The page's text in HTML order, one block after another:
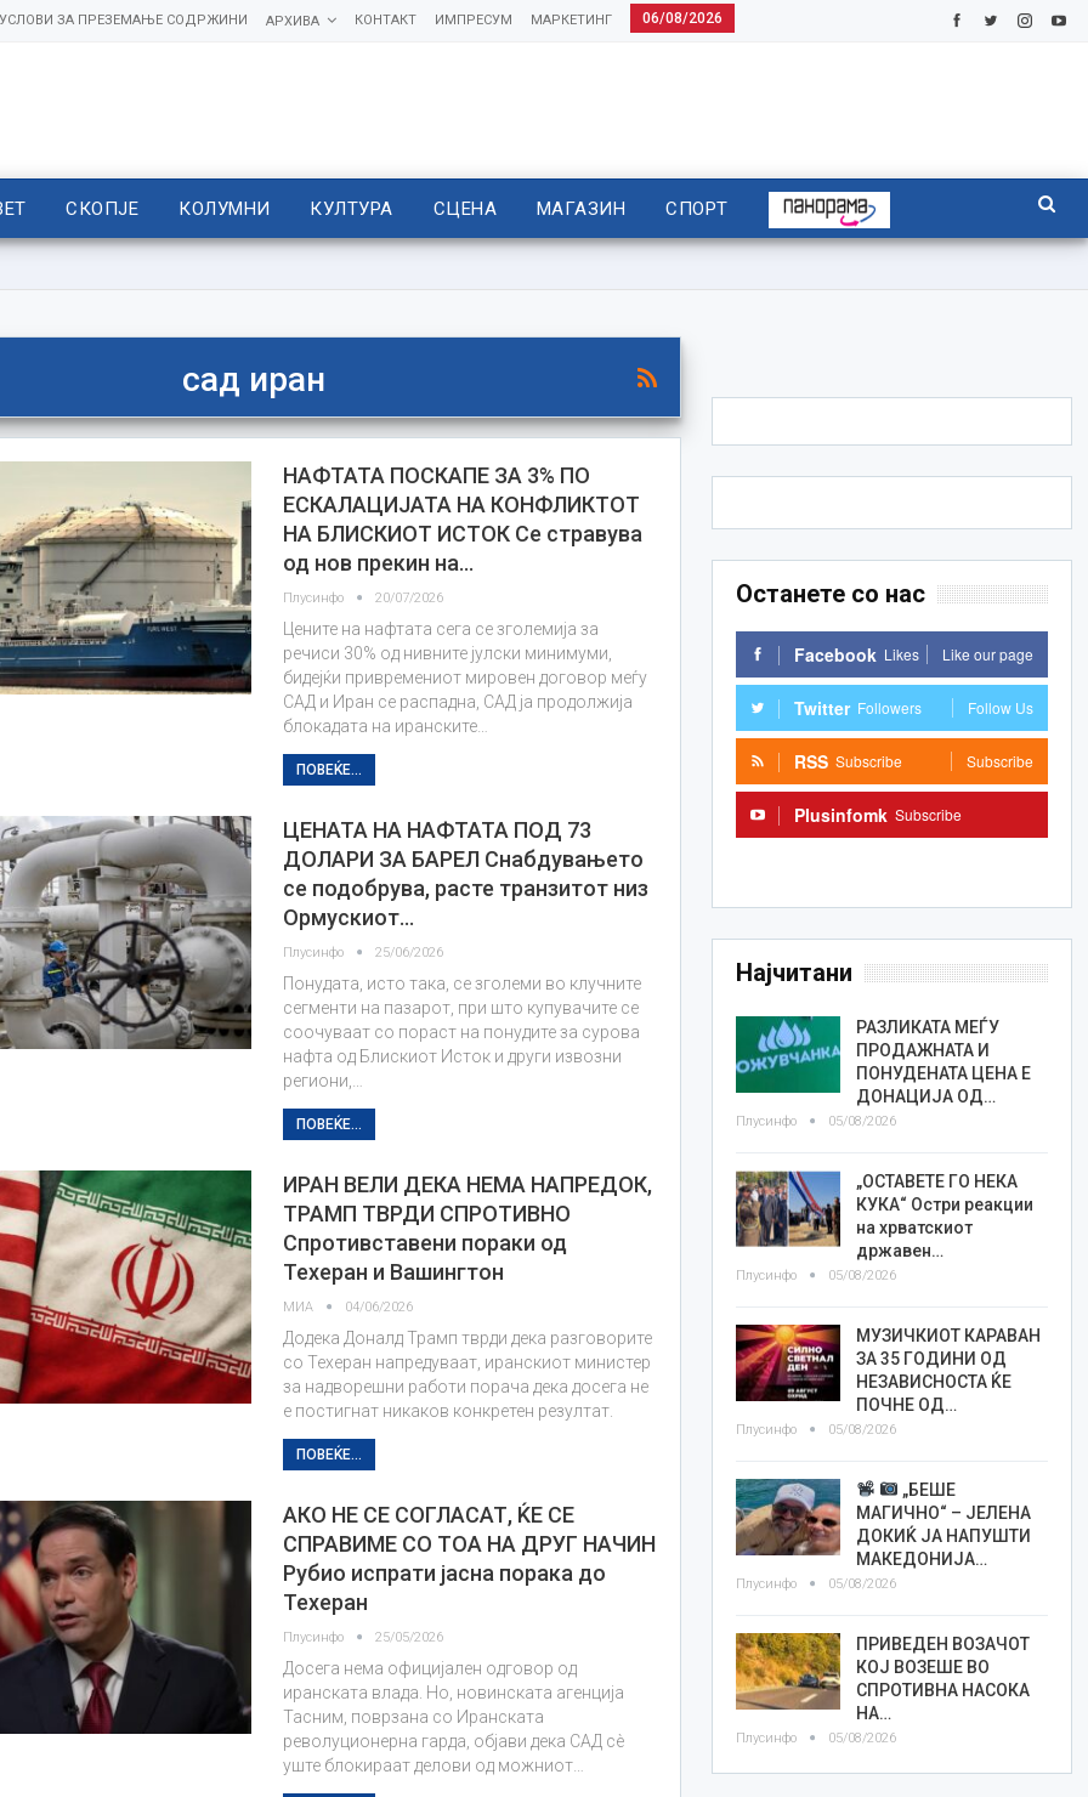
06/08/2026
МАРКЕТИНГ
ИМПРЕСУМ
КОНТАКТ
АРХИВА
ЗА ПРЕЗЕМАЊЕ СОДРЖИНИ
СКОПЈЕ КОЛУМНИ КУЛТУРА СЦЕНА МАГАЗИН СПОРТ
сад иран
НАФТАТА ПОСКАПЕ ЗА 3% ПО
ЕСКАЛАЦИЈАТА НА КОНФЛИКТОТ
НА БЛИСКИОТ ИСТОК Се стравува
од нов прекин на…
Плусинфо 20/07/2026
Цените на нафтата сега се зголемија за
речиси 30% од нивните јулски минимуми,
бидејќи привремениот мировен договор меѓу
САД и Иран се распадна, САД ја продолжија
блокадата на иранските…
ПОВЕЌЕ...
ЦЕНАТА НА НАФТАТА ПОД 73
ДОЛАРИ ЗА БАРЕЛ Снабдувањето
се подобрува, расте транзитот низ
Ормускиот…
Плусинфо 25/06/2026
Понудата, исто така, се зголеми во клучните
сегменти на пазарот, при што купувачите се
соочуваат со пораст на понудите за сурова
нафта од Блискиот Исток и други извозни
региони,…
ПОВЕЌЕ...
ИРАН ВЕЛИ ДЕКА НЕМА НАПРЕДОК,
ТРАМП ТВРДИ СПРОТИВНО
Спротивставени пораки од
Техеран и Вашингтон
МИА 04/06/2026
Додека Доналд Трамп тврди дека разговорите
со Техеран напредуваат, иранскиот министер
за надворешни работи порача дека досега не
е постигнат никаков конкретен резултат.
ПОВЕЌЕ...
АКО НЕ СЕ СОГЛАСАТ, ЌЕ СЕ
СПРАВИМЕ СО ТОА НА ДРУГ НАЧИН
Рубио испрати јасна порака до
Техеран
Плусинфо 25/05/2026
Досега нема официјален одговор од
иранската влада. Но, новинската агенција
Тасним, поврзана со Иранската
револуционерна гарда, објави дека САД сè
уште блокираат делови од можниот…
Останете со нас
Facebook Likes Like our page
Twitter Followers Follow Us
RSS Subscribe Subscribe
Plusinfomk Subscribe
Најчитани
РАЗЛИКАТА МЕЃУ
ПРОДАЖНАТА И
ПОНУДЕНАТА ЦЕНА Е
ДОНАЦИЈА ОД…
Плусинфо 05/08/2026
„ОСТАВЕТЕ ГО НЕКА
КУКА“ Остри реакции
на хрватскиот
државен…
Плусинфо 05/08/2026
МУЗИЧКИОТ КАРАВАН
ЗА 35 ГОДИНИ ОД
НЕЗАВИСНОСТА ЌЕ
ПОЧНЕ ОД…
Плусинфо 05/08/2026
„БЕШЕ
МАГИЧНО“ – ЈЕЛЕНА
ДОКИЌ ЈА НАПУШТИ
МАКЕДОНИЈА…
Плусинфо 05/08/2026
ПРИВЕДЕН ВОЗАЧОТ
КОЈ ВОЗЕШЕ ВО
СПРОТИВНА НАСОКА
НА…
Плусинфо 05/08/2026